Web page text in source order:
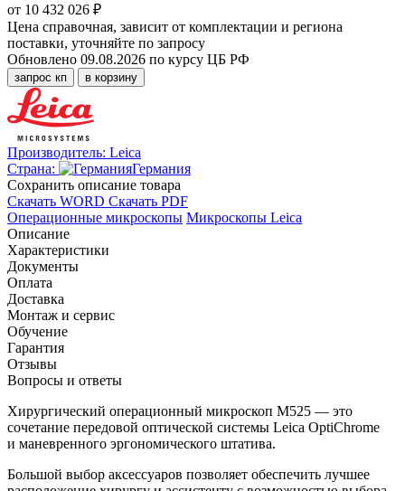
от 10 432 026 ₽
Цена справочная, зависит от комплектации и региона
поставки, уточняйте по запросу
Обновлено 09.08.2026 по курсу ЦБ РФ
запрос кп в корзину
Производитель: Leica
Страна:
Германия
Cохранить описание товара
Скачать WORD Скачать PDF
Операционные микроскопы Микроскопы Leica
Описание
Характеристики
Документы
Оплата
Доставка
Монтаж и сервис
Обучение
Гарантия
Отзывы
Вопросы и ответы
Хирургический операционный микроскоп M525 — это
сочетание передовой оптической системы Leica OptiChrome
и маневренного эргономического штатива.
Большой выбор аксессуаров позволяет обеспечить лучшее